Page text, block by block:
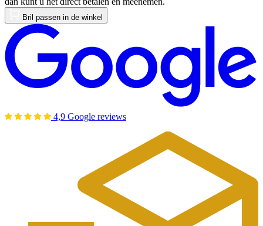
Bril passen in de winkel
4,9 Google reviews